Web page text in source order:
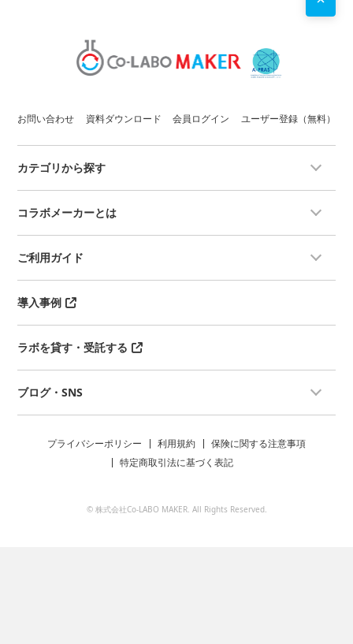
お問い合わせ 資料ダウンロード 会員ログイン ユーザー登録（無料）
カテゴリから探す
コラボメーカーとは
ご利用ガイド
導入事例
ラボを貸す・受託する
ブログ・SNS
プライバシーポリシー 利用規約
保険に関する注意事項
特定商取引法に基づく表記
© 株式会社Co-LABO MAKER. All Rights Reserved.